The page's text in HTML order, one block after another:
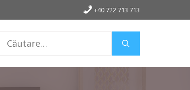
+40 722 713 713
Caută